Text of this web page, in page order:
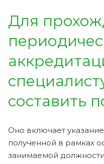
Для
составить
Оно включает
полученной в рамках
занимаемой